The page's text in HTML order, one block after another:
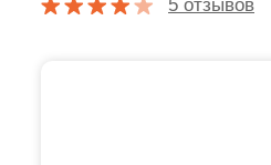
5 отзывов